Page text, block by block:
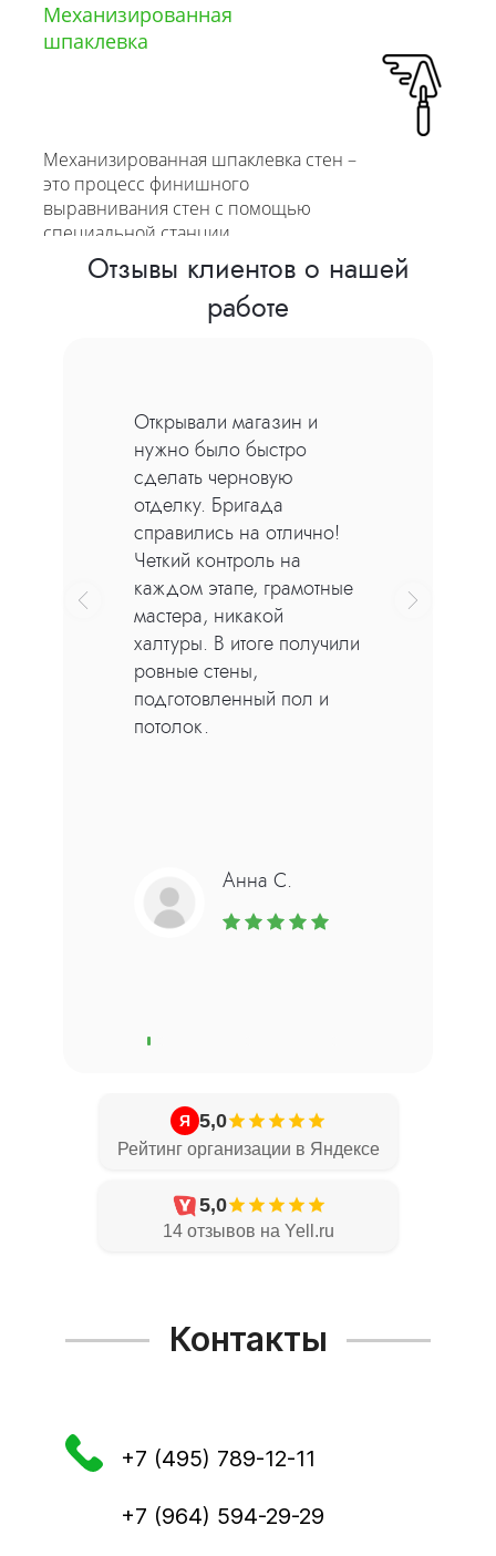
Механизированная
шпаклевка
Механизированная шпаклевка стен –
это процесс финишного
выравнивания стен с помощью
специальной станции
от 600 руб/м2
мы используем высококачественные
материалы гипсовой и цементно-
песчанной штукатурки
от 600 руб/м2
Механизированная
штукатурка
Полусухая стяжка
пола
Полусухая стяжка пола — технология
Посмотреть все
Возведение
Перегородки из пеноблоков или ПГП
Построим и заштукатурим!
Покраска стен и
ровно и качественно! Подберем
нужный цвет, обеспечим стойкость
фасада
Отзывы клиентов о нашей
работе
Строили загородный дом
и искали подрядчика на
черновую отделку.
Мастера выполнили все
работы: штукатурку,
шпаклевку, стяжку пола.
Все в срок, слаженная
работа команды, никаких
задержек. Готовая база
под финишную отделку,
надежный исполнитель!
Константинов
Я 5,0
Рейтинг организации в Яндексе
5,0
14 отзывов на Yell.ru
Контакты
+7 (495) 789-12-11
+7 (964) 594-29-29